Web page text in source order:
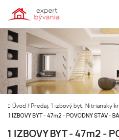
Úvod / Predaj, 1 izbový byt, Nitriansky
1 IZBOVY BYT - 47m2 - POVODNY STAV -
1 IZBOVY BYT - 47m2 -